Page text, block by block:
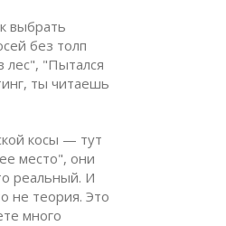
выбрать
без толп
лес", "Пытался
ты читаешь
косы — тут
место", они
реальный. И
не теория. Это
много